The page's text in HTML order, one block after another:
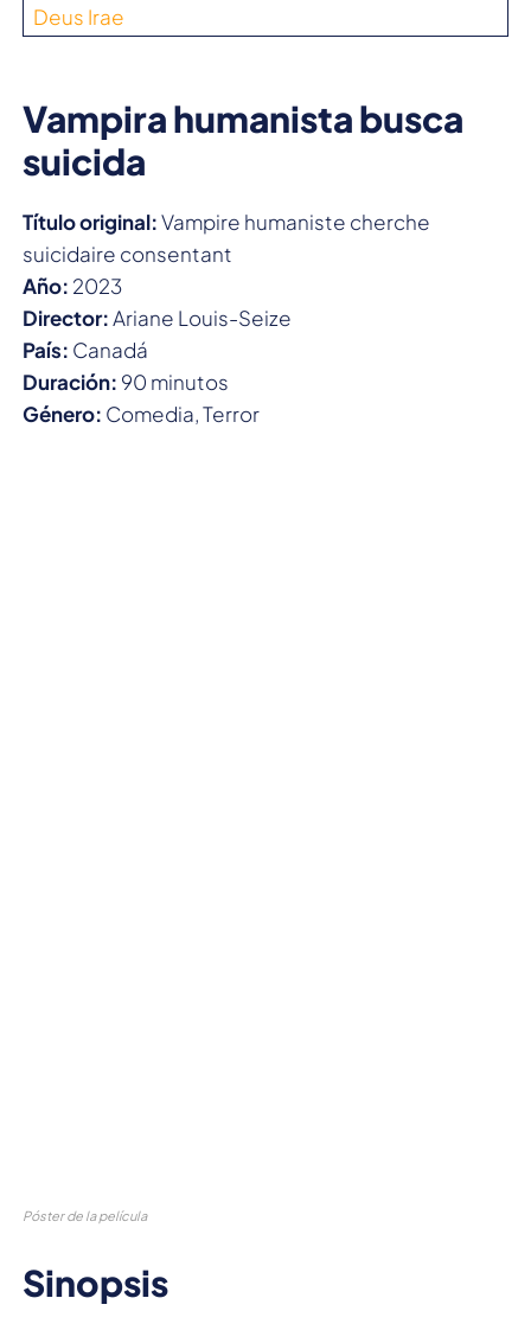
Deus Irae
Vampira humanista busca
suicida
Título original:Vampire humaniste cherche
suicidaire consentant
Año: 2023
Director:Ariane Louis-Seize
País: Canadá
Duración: 90 minutos
Género: Comedia, Terror
Póster de la película
Sinopsis